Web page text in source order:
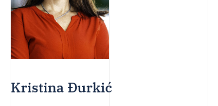
Kristina Đurkić